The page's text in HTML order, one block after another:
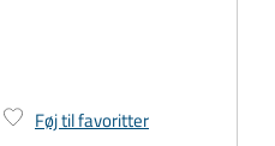
Føj til favoritter